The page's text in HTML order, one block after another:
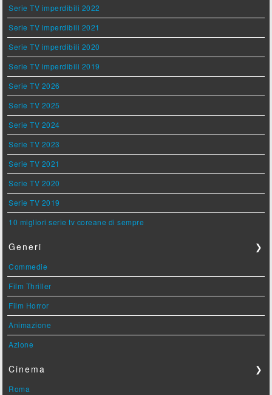
Serie TV imperdibili 2022
Serie TV imperdibili 2021
Serie TV imperdibili 2020
Serie TV imperdibili 2019
Serie TV 2026
Serie TV 2025
Serie TV 2024
Serie TV 2023
Serie TV 2021
Serie TV 2020
Serie TV 2019
10 migliori serie tv coreane di sempre
Generi ❯
Commedie
Film Thriller
Film Horror
Animazione
Azione
Cinema ❯
Roma